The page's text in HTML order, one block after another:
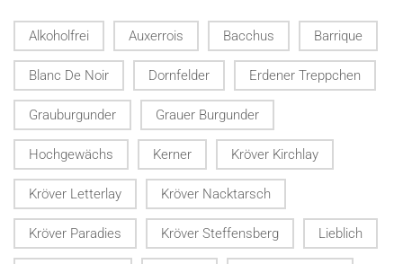
Alkoholfrei Auxerrois Bacchus Barrique
Blanc De Noir Dornfelder Erdener Treppchen
Grauburgunder Grauer Burgunder
Hochgewächs Kerner Kröver Kirchlay
Kröver Letterlay Kröver Nacktarsch
Kröver Paradies Kröver Steffensberg Lieblich